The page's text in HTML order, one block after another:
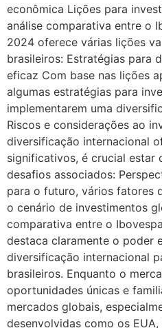
econômica Lições para
análise comparativa entre o
2024 oferece várias lições
brasileiros: Estratégias para
eficaz Com base nas lições
algumas estratégias para
implementarem uma
Riscos e considerações ao
diversificação internacional
significativos, é crucial estar
desafios associados:
para o futuro, vários fatores
o cenário de investimentos
comparativa entre o
destaca claramente o poder
diversificação internacional
brasileiros. Enquanto o
oportunidades únicas e
mercados globais,
desenvolvidas como os